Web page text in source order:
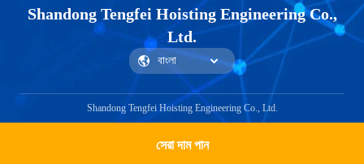
সেরা দাম পান
Shandong Tengfei Hoisting Engineering Co.,
Ltd.
Shandong Tengfei Hoisting Engineering Co., Ltd.